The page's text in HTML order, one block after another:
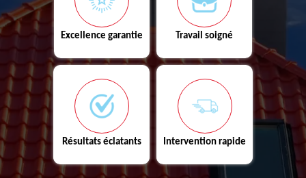
Excellence garantie Travail soigné
Résultats éclatants Intervention rapide